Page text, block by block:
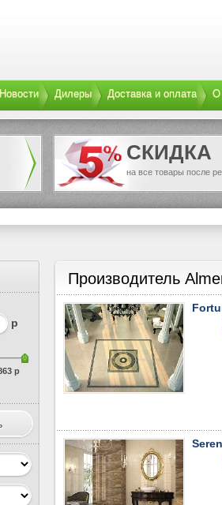
Новости Дилеры Доставка и оплата О
СКИДКА
на все товары после
р
р
Производитель